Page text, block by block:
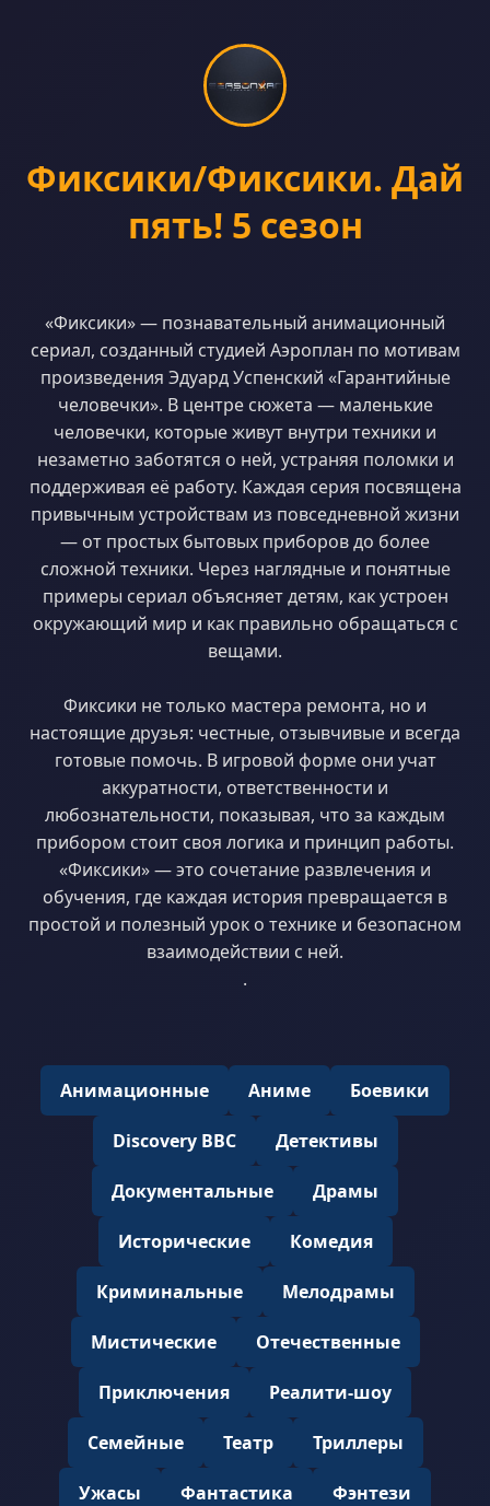
Фиксики/Фиксики. Дай
пять! 5 сезон
«Фиксики» — познавательный анимационный
сериал, созданный студией Аэроплан по мотивам
произведения Эдуард Успенский «Гарантийные
человечки». В центре сюжета — маленькие
человечки, которые живут внутри техники и
незаметно заботятся о ней, устраняя поломки и
поддерживая её работу. Каждая серия посвящена
привычным устройствам из повседневной жизни
— от простых бытовых приборов до более
сложной техники. Через наглядные и понятные
примеры сериал объясняет детям, как устроен
окружающий мир и как правильно обращаться с
вещами.
Фиксики не только мастера ремонта, но и
настоящие друзья: честные, отзывчивые и всегда
готовые помочь. В игровой форме они учат
аккуратности, ответственности и
любознательности, показывая, что за каждым
прибором стоит своя логика и принцип работы.
«Фиксики» — это сочетание развлечения и
обучения, где каждая история превращается в
простой и полезный урок о технике и безопасном
взаимодействии с ней.
.
Анимационные Аниме Боевики
Discovery BBC Детективы
Документальные Драмы
Исторические Комедия
Криминальные Мелодрамы
Мистические Отечественные
Приключения Реалити-шоу
Семейные Театр Триллеры
Ужасы Фантастика Фэнтези